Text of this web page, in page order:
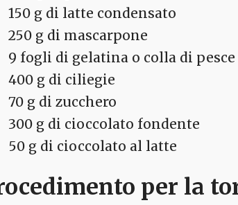
150 g di latte condensato
250 g di mascarpone
9 fogli di gelatina o colla di pesce
400 g di ciliegie
70 g di zucchero
300 g di cioccolato fondente
50 g di cioccolato al latte
per la